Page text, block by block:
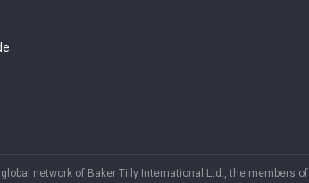
network of Baker Tilly International Ltd., the members